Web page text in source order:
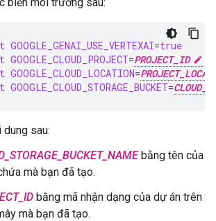
GOOGLE_GENAI_USE_VERTEXAI=true
GOOGLE_CLOUD_PROJECT=PROJECT_ID
GOOGLE_CLOUD_LOCATION=
GOOGLE_CLOUD_STORAGE_BUCKET=
dung sau:
bằng tên của
mà bạn đã tạo.
bằng mã nhận dạng của dự án trên
mà bạn đã tạo.